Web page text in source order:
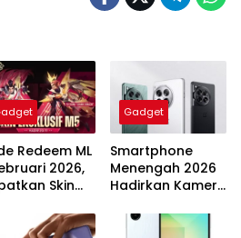
Redeem ML
2026,
Skin
Gadget
Smartphone
Menengah 2026
Hadirkan Kamera
Layar 144Hz